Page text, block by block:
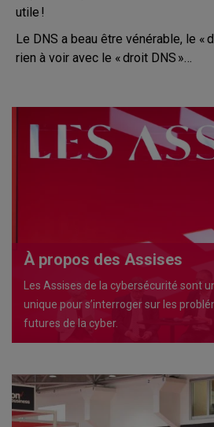
utile !
Le DNS a beau être vénérable, le «
rien à voir avec le « droit DNS »…
À propos des Assises
Les Assises de la cybersécurité sont
unique pour s’interroger sur les
futures de la cyber.